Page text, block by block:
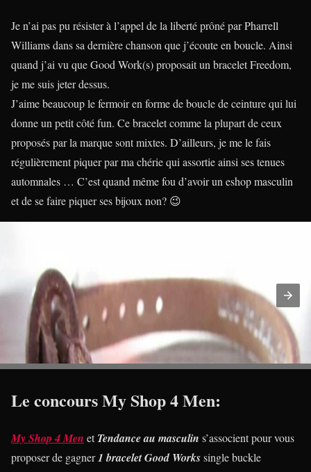
Je n’ai pas pu résister à l’appel de la liberté prôné par Pharrell
Williams dans sa dernière chanson que j’écoute en boucle. Ainsi
quand j’ai vu que Good Work(s) proposait un bracelet Freedom,
je me suis jeter dessus.
J’aime beaucoup le fermoir en forme de boucle de ceinture qui lui
donne un petit côté fun. Ce bracelet comme la plupart de ceux
proposés par la marque sont mixtes. D’ailleurs, je me le fais
régulièrement piquer par ma chérie qui assortie ainsi ses tenues
automnales … C’est quand même fou d’avoir un eshop masculin
et de se faire piquer ses bijoux non? 😉
Le concours My Shop 4 Men:
My Shop 4 Men etTendance au masculin s’associent pour vous
proposer de gagner1 bracelet Good Workssingle buckle